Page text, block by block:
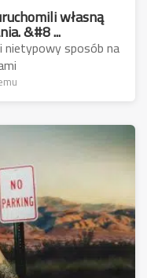
własną
&#8 ...
nietypowy sposób na